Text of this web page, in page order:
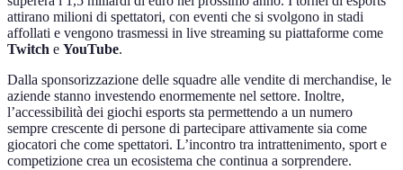
attirano milioni di spettatori, con eventi che si svolgono in stadi
affollati e vengono trasmessi in live streaming su piattaforme come
Twitch e YouTube.
Dalla sponsorizzazione delle squadre alle vendite di merchandise, le
aziende stanno investendo enormemente nel settore. Inoltre,
l’accessibilità dei giochi esports sta permettendo a un numero
sempre crescente di persone di partecipare attivamente sia come
giocatori che come spettatori. L’incontro tra intrattenimento, sport e
competizione crea un ecosistema che continua a sorprendere.